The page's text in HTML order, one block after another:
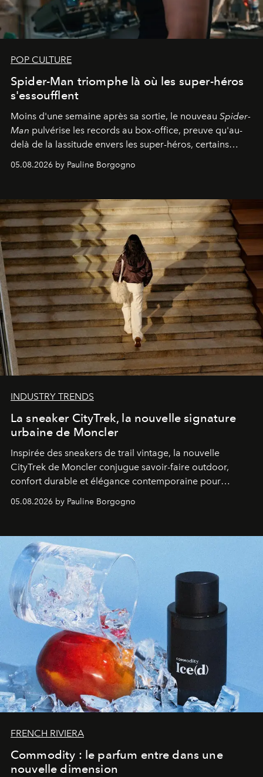
POP CULTURE
Spider-Man triomphe là où les super-héros
s'essoufflent
Moins d'une semaine après sa sortie, le nouveau Spider-
Man pulvérise les records au box-office, preuve qu'au-
delà de la lassitude envers les super-héros, certains
personnages continuent de susciter une ferveur intacte.
05.08.2026 by Pauline Borgogno
INDUSTRY TRENDS
La sneaker CityTrek, la nouvelle signature
urbaine de Moncler
Inspirée des sneakers de trail vintage, la nouvelle
CityTrek de Moncler conjugue savoir-faire outdoor,
confort durable et élégance contemporaine pour
accompagner les explorations du quotidien.
05.08.2026 by Pauline Borgogno
FRENCH RIVIERA
Commodity : le parfum entre dans une
nouvelle dimension